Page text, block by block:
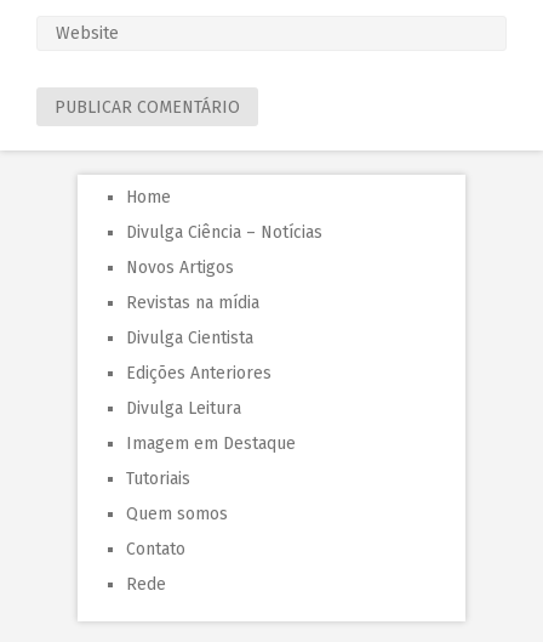
Home
Divulga Ciência – Notícias
Novos Artigos
Revistas na mídia
Divulga Cientista
Edições Anteriores
Divulga Leitura
Imagem em Destaque
Tutoriais
Quem somos
Contato
Rede